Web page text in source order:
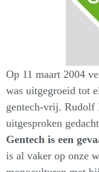
Op 11 maart 2004
was uitgegroeid tot
gentech-vrij. Rudolf
uitgesproken
Gentech is een
is al vaker op onze